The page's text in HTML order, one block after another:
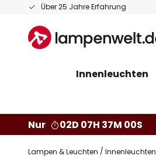
Über 25 Jahre Erfahrung
Zum
springen
Innenleuchten
Nur
02D 07H 36M 59S
Lampen & Leuchten Innenleuchten